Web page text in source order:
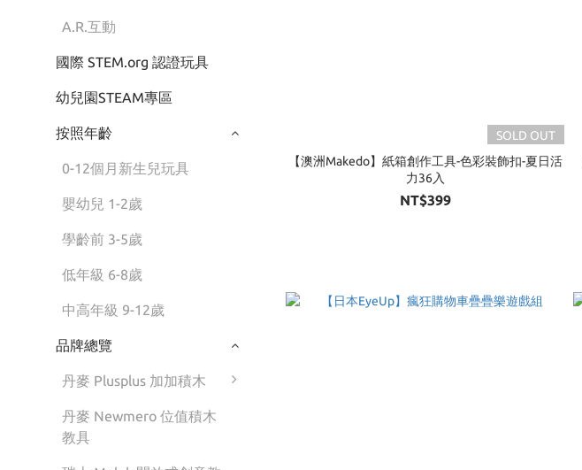
A.R.互動
國際 STEM.org 認證玩具
幼兒園STEAM專區
按照年齡
0-12個月新生兒玩具
嬰幼兒 1-2歲
學齡前 3-5歲
低年級 6-8歲
中高年級 9-12歲
品牌總覽
丹麥 Plusplus 加加積木
丹麥 Newmero 位值積木
教具
SOLD OUT
【澳洲Makedo】紙箱創作工具-色彩裝飾扣-夏日活
力36入
NT$399